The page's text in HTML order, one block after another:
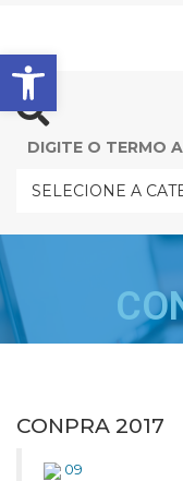
Barra de Ferramentas Aberta
CONPRA 2017
09